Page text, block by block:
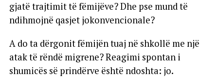
gjatë trajtimit të fëmijëve? Dhe pse mund të
ndihmojnë qasjet jokonvencionale?
A do ta dërgonit fëmijën tuaj në shkollë me një
atak të rëndë migrene? Reagimi spontan i
shumicës së prindërve është ndoshta: jo.